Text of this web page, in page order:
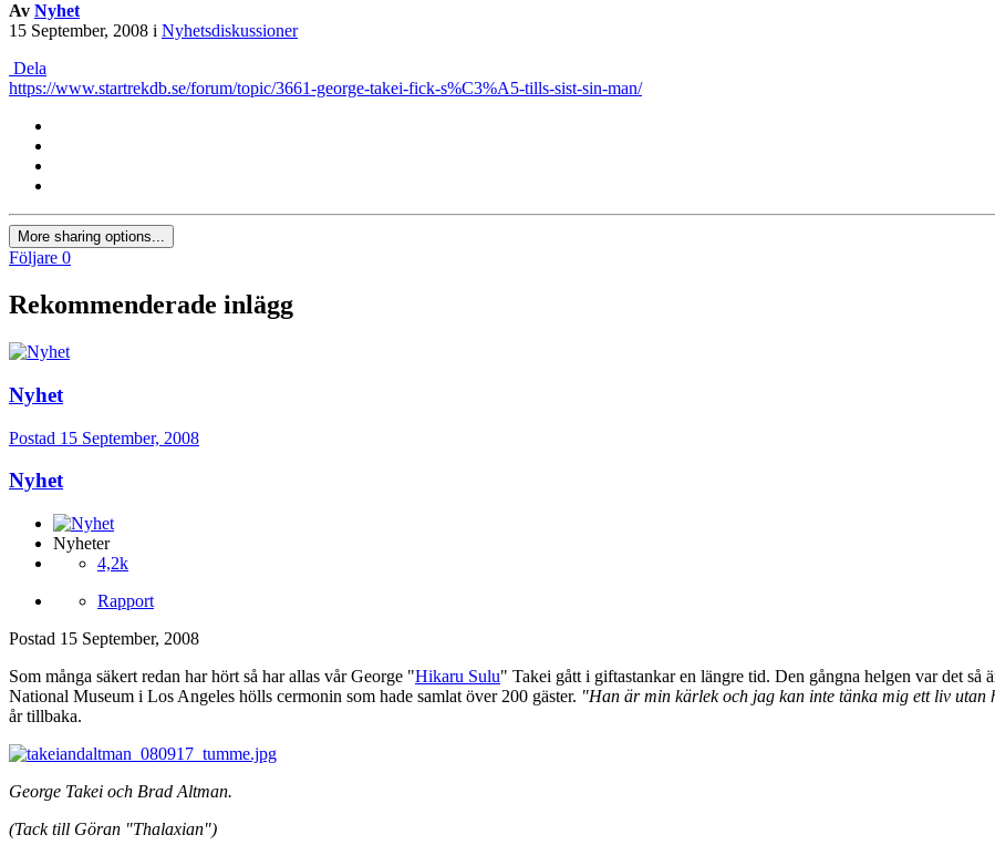
Av Nyhet
15 September, 2008 i Nyhetsdiskussioner
Dela
https://www.startrekdb.se/forum/topic/3661-george-takei-fick-s%C3%A5-tills-sist-sin-man/
More sharing options...
Följare 0
Rekommenderade inlägg
Nyhet
Postad 15 September, 2008
Nyhet
Nyheter
4,2k
Rapport
Postad 15 September, 2008
Som många säkert redan har hört så har allas vår George "Hikaru Sulu" Takei gått i giftastankar en längre tid. Den gångna helgen var det så
National Museum i Los Angeles hölls cermonin som hade samlat över 200 gäster. "Han är min kärlek och jag kan inte tänka mig ett liv utan
år tillbaka.
George Takei och Brad Altman.
(Tack till Göran "Thalaxian")